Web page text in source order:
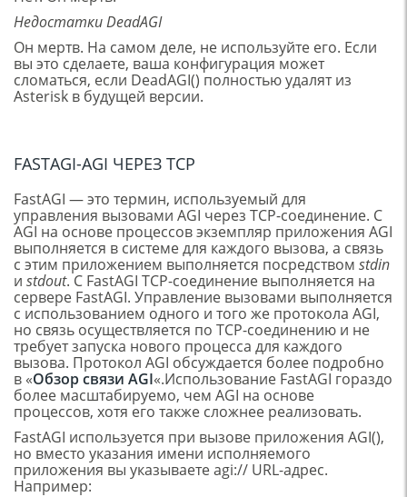
Недостатки DeadAGI
Он мертв. На самом деле, не используйте его. Если
вы это сделаете, ваша конфигурация может
сломаться, если DeadAGI() полностью удалят из
Asterisk в будущей версии.
FASTAGI-AGI ЧЕРЕЗ TCP
FastAGI — это термин, используемый для
управления вызовами AGI через TCP-соединение. С
AGI на основе процессов экземпляр приложения AGI
выполняется в системе для каждого вызова, а связь
с этим приложением выполняется посредством stdin
и stdout. С FastAGI TCP-соединение выполняется на
сервере FastAGI. Управление вызовами выполняется
с использованием одного и того же протокола AGI,
но связь осуществляется по TCP-соединению и не
требует запуска нового процесса для каждого
вызова. Протокол AGI обсуждается более подробно
в «Обзор связи AGI«.Использование FastAGI гораздо
более масштабируемо, чем AGI на основе
процессов, хотя его также сложнее реализовать.
FastAGI используется при вызове приложения AGI(),
но вместо указания имени исполняемого
приложения вы указываете agi:// URL-адрес.
Например: